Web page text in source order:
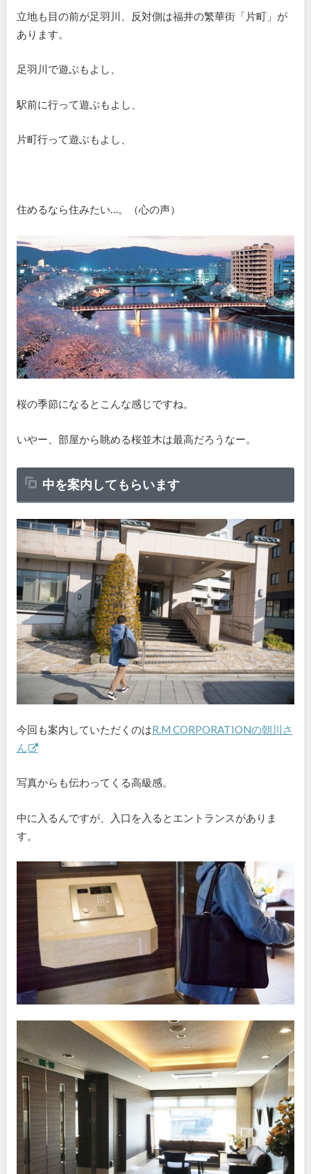
立地も目の前が足羽川、反対側は福井の繁華街「片町」が
あります。
足羽川で遊ぶもよし、
駅前に行って遊ぶもよし、
片町行って遊ぶもよし、
住めるなら住みたい…。（心の声）
桜の季節になるとこんな感じですね。
いやー、部屋から眺める桜並木は最高だろうなー。
中を案内してもらいます
今回も案内していただくのはR.M CORPORATIONの朝川さ
ん
写真からも伝わってくる高級感。
中に入るんですが、入口を入るとエントランスがありま
す。